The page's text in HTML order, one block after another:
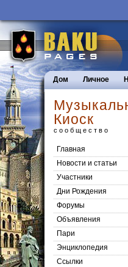
Дом Личное
Киоск
сообщество
Главная
Новости и статьи
Участники
Дни Рождения
Форумы
Объявления
Пари
Энциклопедия
Cсылки